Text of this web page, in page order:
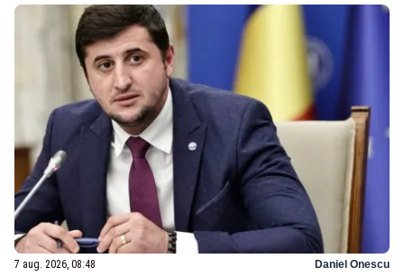
7 aug. 2026, 08:48 Daniel Onescu